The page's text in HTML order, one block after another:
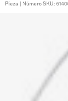
Pieza | Número SKU: